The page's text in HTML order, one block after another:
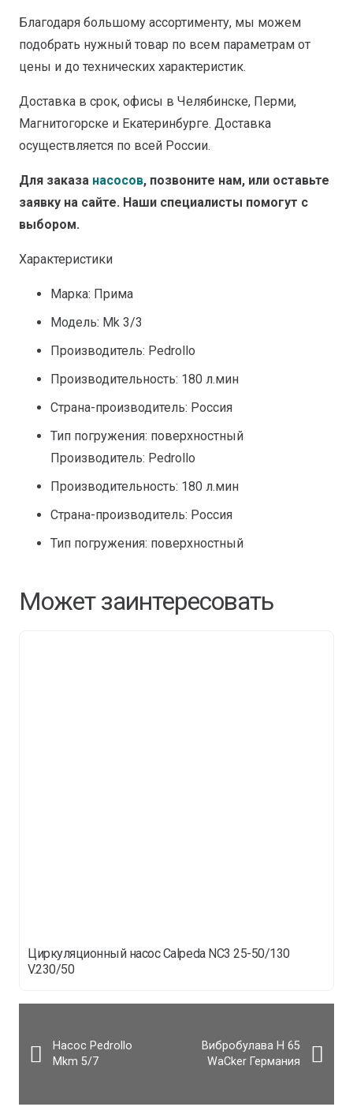
Благодаря большому ассортименту, мы можем
подобрать нужный товар по всем параметрам от
цены и до технических характеристик.
Доставка в срок, офисы в Челябинске, Перми,
Магнитогорске и Екатеринбурге. Доставка
осуществляется по всей России.
Для заказа насосов, позвоните нам, или оставьте
заявку на сайте. Наши специалисты помогут с
выбором.
Характеристики
Марка: Прима
Модель: Mk 3/3
Производитель: Pedrollo
Производительность: 180 л.мин
Страна-производитель: Россия
Тип погружения: поверхностный
Производитель: Pedrollo
Производительность: 180 л.мин
Страна-производитель: Россия
Тип погружения: поверхностный
Может заинтересовать
Циркуляционный насос Calpeda NC3 25-50/130
V.230/50
Насос Pedrollo
Mkm 5/7
Вибробулава H 65
WaСker Германия